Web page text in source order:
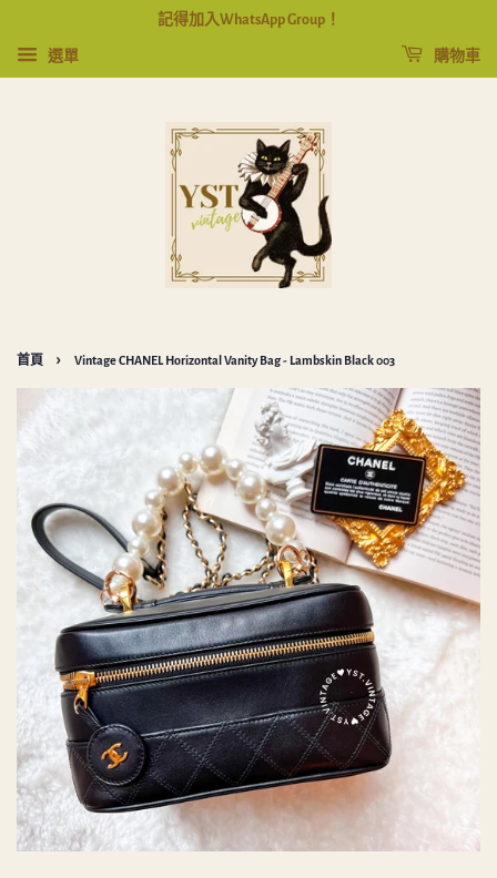
記得加入WhatsApp Group！
選單 購物車
首頁 › Vintage CHANEL Horizontal Vanity Bag - Lambskin Black 003